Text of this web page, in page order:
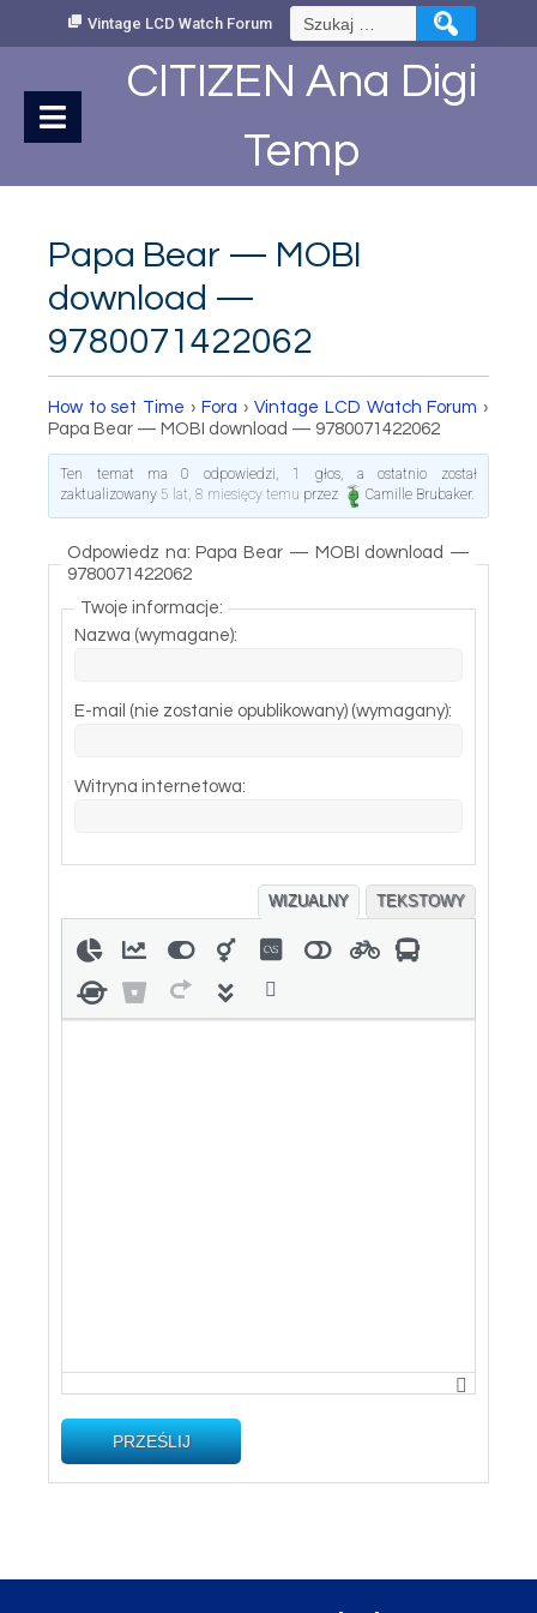
Vintage LCD Watch Forum Szukaj:
CITIZEN Ana Digi
Temp
Papa Bear — MOBI
download —
9780071422062
How to set Time › Fora › Vintage LCD Watch Forum ›
Papa Bear — MOBI download — 9780071422062
Ten temat ma 0 odpowiedzi, 1 głos, a ostatnio został
zaktualizowany 5 lat, 8 miesięcy temu przez Camille Brubaker.
Odpowiedz na: Papa Bear — MOBI download —
9780071422062
Twoje informacje:
Nazwa (wymagane):
E-mail (nie zostanie opublikowany) (wymagany):
Witryna internetowa:
WIZUALNY TEKSTOWY
PRZEŚLIJ